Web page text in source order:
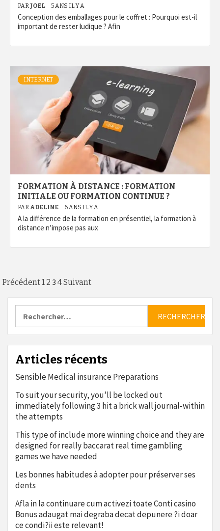
PAR JOEL 5 ANS IL Y A
Conception des emballages pour le coffret : Pourquoi est-il
important de rester ludique ? Afin
INTERNET
FORMATION À DISTANCE : FORMATION
INITIALE OU FORMATION CONTINUE ?
PAR ADELINE 6 ANS IL Y A
A la différence de la formation en présentiel, la formation à
distance n’impose pas aux
Pagination
des
publications
Précédent1 2 3 4Suivant
Articles récents
Sensible Medical insurance Preparations
To suit your security, you’ll be locked out
immediately following 3 hit a brick wall journal-within
the attempts
This type of include more winning choice and they are
designed for really baccarat real time gambling
games we have needed
Les bonnes habitudes à adopter pour préserver ses
dents
Afla in la continuare cum activezi toate Conti casino
Bonus adaugat mai degraba decat depunere ?i doar
ce condi?ii este relevant!